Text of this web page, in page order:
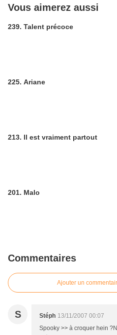
Vous aimerez aussi
239. Talent précoce
225. Ariane
213. Il est vraiment partout
201. Malo
Commentaires
Ajouter un
S Stéph 13/11/2007 00:07
Spooky >> à croquer hein